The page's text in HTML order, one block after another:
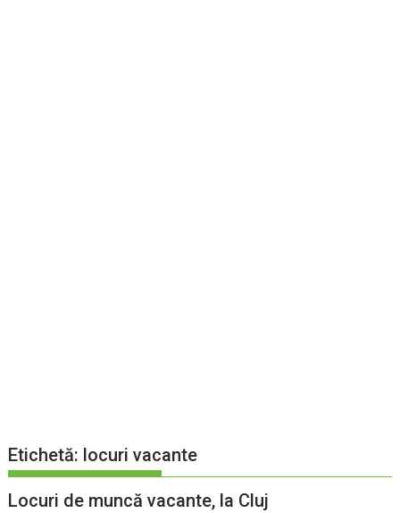
Etichetă: locuri vacante
Locuri de muncă vacante, la Cluj